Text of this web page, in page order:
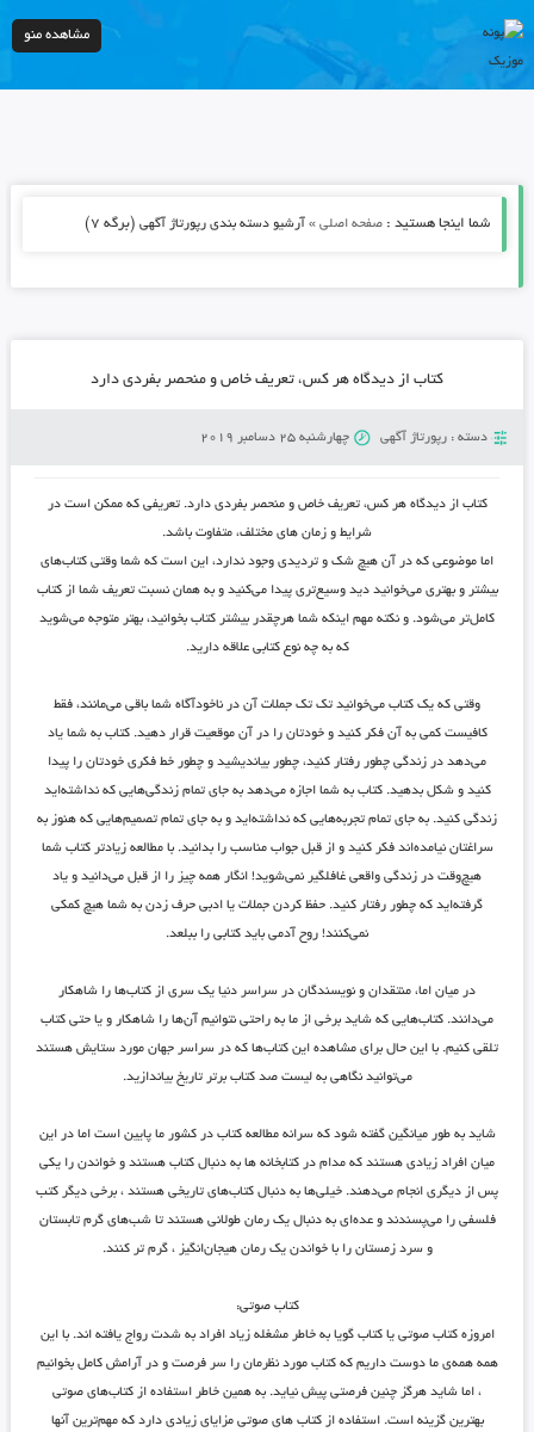
مشاهده منو
شما اینجا هستید : صفحه اصلی» آرشیو دسته بندی رپورتاژ آگهی(برگه 7)
کتاب از دیدگاه هر کس، تعریف خاص و منحصر بفردی دارد
دسته : رپورتاژ آگهی چهارشنبه 25 دسامبر 2019
کتاب از دیدگاه هر کس، تعریف خاص و منحصر بفردی دارد. تعریفی که ممکن است در
شرایط و زمان های مختلف، متفاوت باشد.
اما موضوعی که در آن هیچ شک و تردیدی وجود ندارد، این است که شما وقتی کتاب‌های
بیشتر و بهتری می‌خوانید دید وسیع‌تری پیدا می‌کنید و به همان نسبت تعریف شما از کتاب
کامل‌تر می‌شود. و نکته مهم اینکه شما هرچقدر بیشتر کتاب بخوانید، بهتر متوجه می‌شوید
که به چه نوع کتابی علاقه دارید.
وقتی که یک کتاب می‌خوانید تک تک جملات آن در ناخودآگاه شما باقی می‌مانند، فقط
کافیست کمی به آن فکر کنید و خودتان را در آن موقعیت قرار دهید. کتاب به شما یاد
می‌دهد در زندگی چطور رفتار کنید، چطور بیاندیشید و چطور خط فکری خودتان را پیدا
کنید و شکل بدهید. کتاب به شما اجازه می‌دهد به جای تمام زندگی‌هایی که نداشته‌اید
زندگی کنید. به جای تمام تجربه‌هایی که نداشته‌اید و به جای تمام تصمیم‌هایی که هنوز به
سراغتان نیامده‌اند فکر کنید و از قبل جواب مناسب را بدانید. با مطالعه زیادتر کتاب‌ شما
هیچ‌وقت در زندگی واقعی غافلگیر نمی‌شوید! انگار همه چیز را از قبل می‌دانید و یاد
گرفته‌اید که چطور رفتار کنید. حفظ کردن جملات یا ادبی حرف زدن به شما هیچ کمکی
نمی‌کنند! روح آدمی باید کتابی را ببلعد.
در میان اما، منتقدان و نویسندگان در سراسر دنیا یک سری از کتاب‌ها را شاهکار
می‌دانند. کتاب‌هایی که شاید برخی از ما به راحتی نتوانیم آن‌ها را شاهکار و یا حتی کتاب
تلقی کنیم. با این حال برای مشاهده این کتاب‌ها که در سراسر جهان مورد ستایش هستند
می‌توانید نگاهی به لیست صد کتاب برتر تاریخ بیاندازید.
شاید به طور میانگین گفته شود که سرانه مطالعه کتاب در کشور ما پایین است اما در این
میان افراد زیادی هستند که مدام در کتابخانه ها به دنبال کتاب هستند و خواندن را یکی
پس از دیگری انجام می‌دهند. خیلی‌ها به دنبال کتاب‌های تاریخی هستند ، برخی دیگر کتب
فلسفی را می‌پسندند و عده‌ای به دنبال یک رمان طولانی هستند تا شب‌های گرم تابستان
و سرد زمستان را با خواندن یک رمان هیجان‌انگیز ، گرم تر کنند.
کتاب صوتی:
امروزه کتاب صوتی یا کتاب گویا به خاطر مشغله زیاد افراد به شدت رواج یافته اند. با این
همه همه‌ی ما دوست داریم که کتاب مورد نظرمان را سر فرصت و در آرامش کامل بخوانیم
، اما شاید هرگز چنین فرصتی پیش نیاید. به همین خاطر استفاده از کتاب‌های صوتی
بهترین گزینه است. استفاده از کتاب های صوتی مزایای زیادی دارد که مهم‌ترین آنها